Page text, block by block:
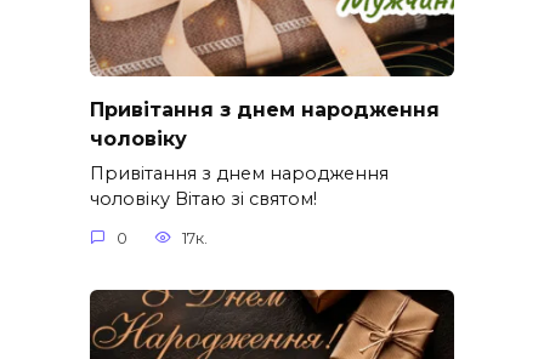
Привітання з днем народження
чоловіку
Привітання з днем народження
чоловіку Вітаю зі святом!
0 17к.